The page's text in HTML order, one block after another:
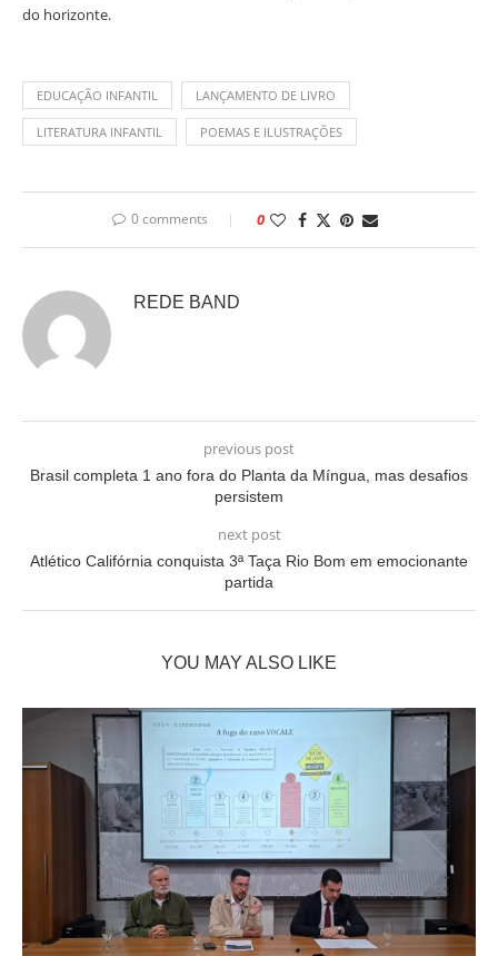
do horizonte.
EDUCAÇÃO INFANTIL LANÇAMENTO DE LIVRO
LITERATURA INFANTIL POEMAS E ILUSTRAÇÕES
0 comments 0
REDE BAND
previous post
Brasil completa 1 ano fora do Planta da Míngua, mas desafios
persistem
next post
Atlético Califórnia conquista 3ª Taça Rio Bom em emocionante
partida
YOU MAY ALSO LIKE